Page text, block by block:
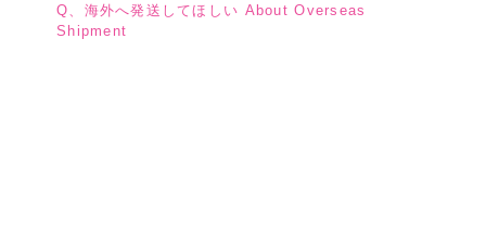
Q、海外へ発送してほしい About Overseas
Shipment